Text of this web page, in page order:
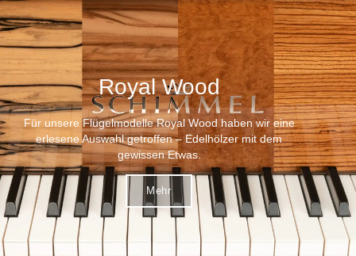
Royal Wood
Für unsere Flügelmodelle Royal Wood haben wir eine
erlesene Auswahl getroffen – Edelhölzer mit dem
gewissen Etwas.
Mehr